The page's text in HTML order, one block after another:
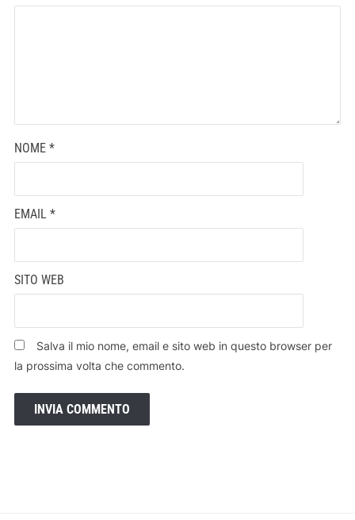
NOME *
EMAIL *
SITO WEB
Salva il mio nome, email e sito web in questo browser per
la prossima volta che commento.